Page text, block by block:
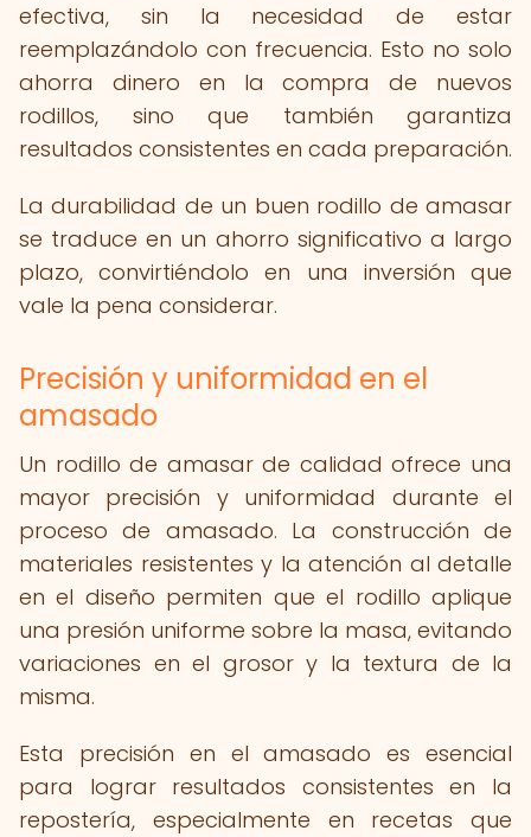
efectiva, sin la necesidad de estar
reemplazándolo con frecuencia. Esto no solo
ahorra dinero en la compra de nuevos
rodillos, sino que también garantiza
resultados consistentes en cada preparación.
La durabilidad de un buen rodillo de amasar
se traduce en un ahorro significativo a largo
plazo, convirtiéndolo en una inversión que
vale la pena considerar.
Precisión y uniformidad en el
amasado
Un rodillo de amasar de calidad ofrece una
mayor precisión y uniformidad durante el
proceso de amasado. La construcción de
materiales resistentes y la atención al detalle
en el diseño permiten que el rodillo aplique
una presión uniforme sobre la masa, evitando
variaciones en el grosor y la textura de la
misma.
Esta precisión en el amasado es esencial
para lograr resultados consistentes en la
repostería, especialmente en recetas que